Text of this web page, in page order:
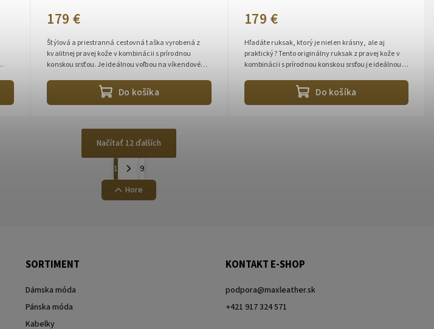
179 €
Do košíka
Štýlová a priestranná cestovná taška vyrobená z
kvalitnej pravej kože v kombinácii s prírodnou
konskou srsťou. Je ideálnou voľbou na víkendové
179 €
Do košíka
Hľadáte ruksak, ktorý je nielen krásny, ale aj
praktický? Tento originálny ruksak z pravej kože v
kombinácii s prírodnou konskou srsťou je ideálnou
Načítať 12 ďalších
1
9
Hore
SORTIMENT
Dámska móda
Pánska móda
Kabelky
KONTAKT E-SHOP
podpora@maxleather.sk
+421 917 324 571